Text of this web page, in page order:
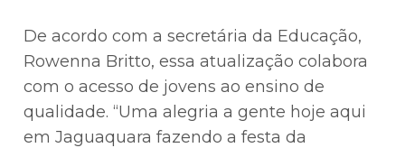
De acordo com a secretária da Educação,
Rowenna Britto, essa atualização colabora
com o acesso de jovens ao ensino de
qualidade. “Uma alegria a gente hoje aqui
em Jaguaquara fazendo a festa da